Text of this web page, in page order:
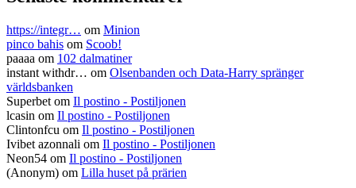
https://integr… om Minion
pinco bahis om Scoob!
paaaa om 102 dalmatiner
instant withdr… om Olsenbanden och Data-Harry spränger
världsbanken
Superbet om Il postino - Postiljonen
lcasin om Il postino - Postiljonen
Clintonfcu om Il postino - Postiljonen
Ivibet azonnali om Il postino - Postiljonen
Neon54 om Il postino - Postiljonen
(Anonym) om Lilla huset på prärien